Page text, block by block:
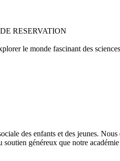
RESERVATION
le monde fascinant des
des enfants et des jeunes.
généreux que notre